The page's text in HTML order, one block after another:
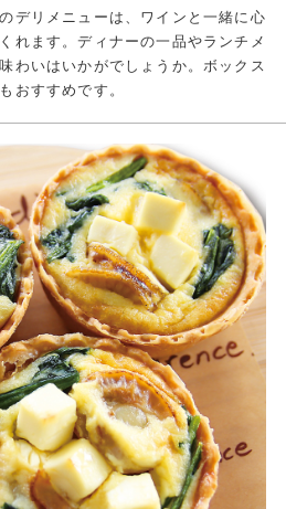
デリメニューは、ワインと一緒に心
れます。ディナーの一品やランチメ
わいはいかがでしょうか。ボックス
おすすめです。